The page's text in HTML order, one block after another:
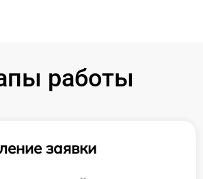
работы
заявки